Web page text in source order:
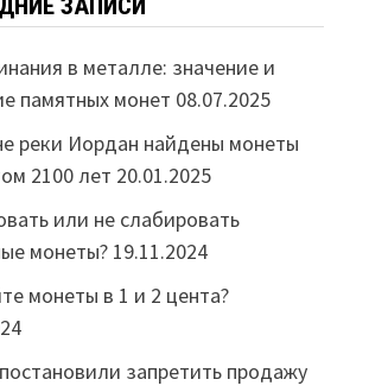
ЗАПИСИ
в металле: значение и
памятных монет 08.07.2025
реки Иордан найдены монеты
2100 лет 20.01.2025
или не слабировать
монеты? 19.11.2024
монеты в 1 и 2 цента?
запретить продажу